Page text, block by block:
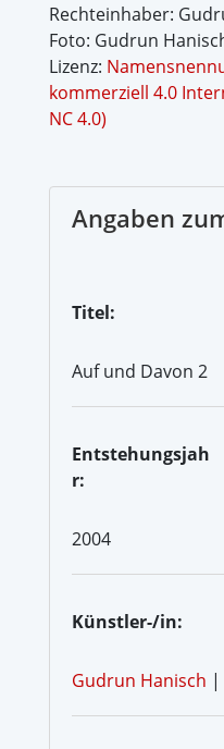
Rechteinhaber:
Foto: Gudrun
Lizenz:
kommerziell 4.0
NC 4.0)
Angaben
Titel:
Auf und Davon 2
Entstehungsjah
r:
2004
Künstler-/in:
Gudrun Hanisch |